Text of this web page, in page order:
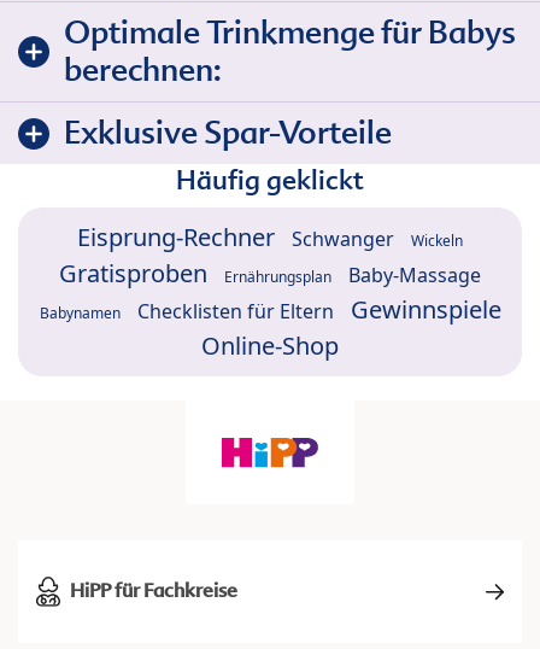
Optimale Trinkmenge für Babys
berechnen:
Exklusive Spar-Vorteile
Häufig geklickt
Eisprung-Rechner Schwanger Wickeln
Gratisproben Ernährungsplan Baby-Massage
Babynamen Checklisten für Eltern
Gewinnspiele
Online-Shop
HiPP für Fachkreise